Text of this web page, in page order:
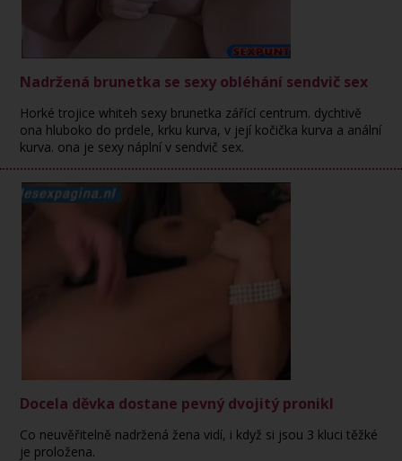
Nadržená brunetka se sexy obléhání sendvič sex
Horké trojice whiteh sexy brunetka zářící centrum. dychtivě
ona hluboko do prdele, krku kurva, v její kočička kurva a anální
kurva. ona je sexy náplní v sendvič sex.
Docela děvka dostane pevný dvojitý pronikl
Co neuvěřitelně nadržená žena vidí, i když si jsou 3 kluci těžké
je proložena.